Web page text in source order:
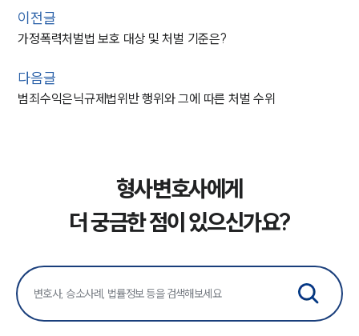
이전글
가정폭력처벌법 보호 대상 및 처벌 기준은?
다음글
범죄수익은닉규제법위반 행위와 그에 따른 처벌 수위
형사변호사에게
더 궁금한 점이 있으신가요?